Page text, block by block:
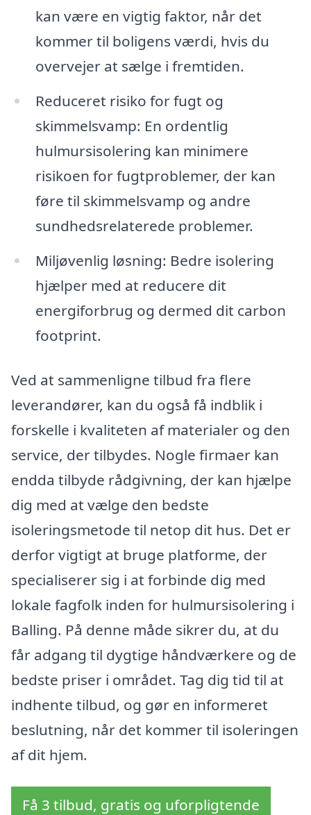
kan være en vigtig faktor, når det
kommer til boligens værdi, hvis du
overvejer at sælge i fremtiden.
Reduceret risiko for fugt og
skimmelsvamp: En ordentlig
hulmursisolering kan minimere
risikoen for fugtproblemer, der kan
føre til skimmelsvamp og andre
sundhedsrelaterede problemer.
Miljøvenlig løsning: Bedre isolering
hjælper med at reducere dit
energiforbrug og dermed dit carbon
footprint.
Ved at sammenligne tilbud fra flere
leverandører, kan du også få indblik i
forskelle i kvaliteten af materialer og den
service, der tilbydes. Nogle firmaer kan
endda tilbyde rådgivning, der kan hjælpe
dig med at vælge den bedste
isoleringsmetode til netop dit hus. Det er
derfor vigtigt at bruge platforme, der
specialiserer sig i at forbinde dig med
lokale fagfolk inden for hulmursisolering i
Balling. På denne måde sikrer du, at du
får adgang til dygtige håndværkere og de
bedste priser i området. Tag dig tid til at
indhente tilbud, og gør en informeret
beslutning, når det kommer til isoleringen
af dit hjem.
Få 3 tilbud, gratis og uforpligtende